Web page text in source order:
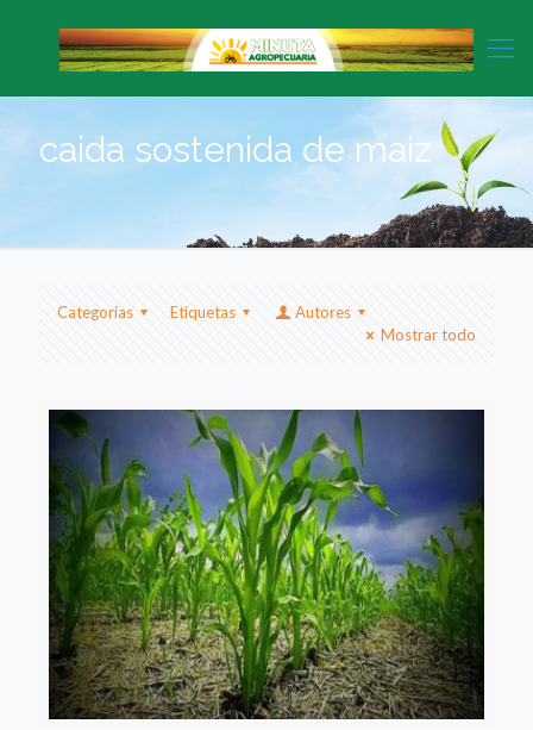
caida sostenida de maiz
Categorias Etiquetas
Autores
Mostrar todo